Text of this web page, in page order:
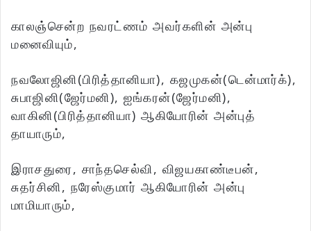
காலஞ்சென்ற நவரட்ணம் அவர்களின் அன்பு
மனைவியும்,
நவலோஜினி(பிரித்தானியா), கஜமுகன்(டென்மார்க்),
சுபாஜினி(ஜேர்மனி), ஐங்கரன்(ஜேர்மனி),
வாகினி(பிரித்தானியா) ஆகியோரின் அன்புத்
தாயாரும்,
இராசதுரை, சாந்தசெல்வி, விஜயகாண்டீபன்,
சுதர்சினி, நரேஸ்குமார் ஆகியோரின் அன்பு
மாமியாரும்,